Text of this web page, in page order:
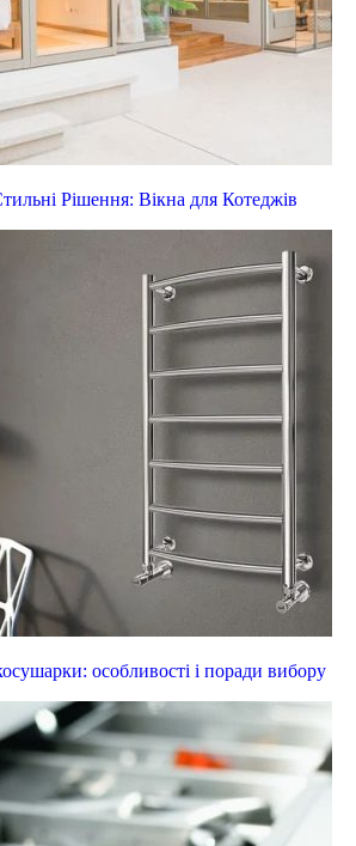
Рішення: Вікна для Котеджів
особливості і поради вибору